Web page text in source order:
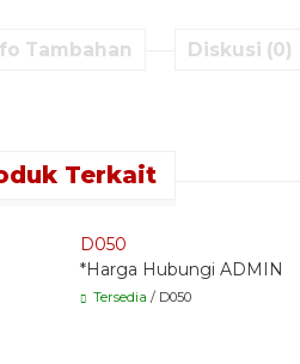
Tambahan Diskusi (0)
Terkait
D050
*Harga Hubungi ADMIN
Tersedia / D050